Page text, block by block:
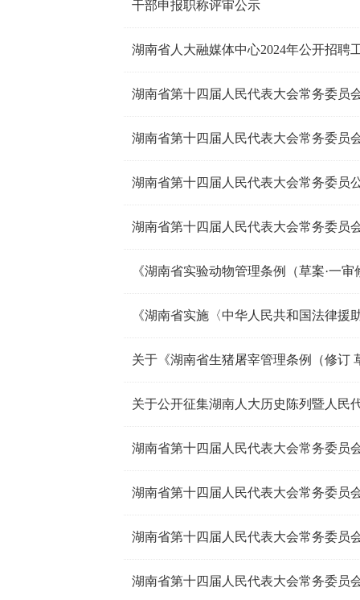
干部申报职称评审公示
湖南省人大融媒体中心2024年公开招聘
湖南省第十四届人民代表大会常务委员
湖南省第十四届人民代表大会常务委员
湖南省第十四届人民代表大会常务委员
湖南省第十四届人民代表大会常务委员
《湖南省实验动物管理条例（草案·一
湖南省第十四届人民代表大会常务委员
湖南省第十四届人民代表大会常务委员
湖南省第十四届人民代表大会常务委员
湖南省第十四届人民代表大会常务委员